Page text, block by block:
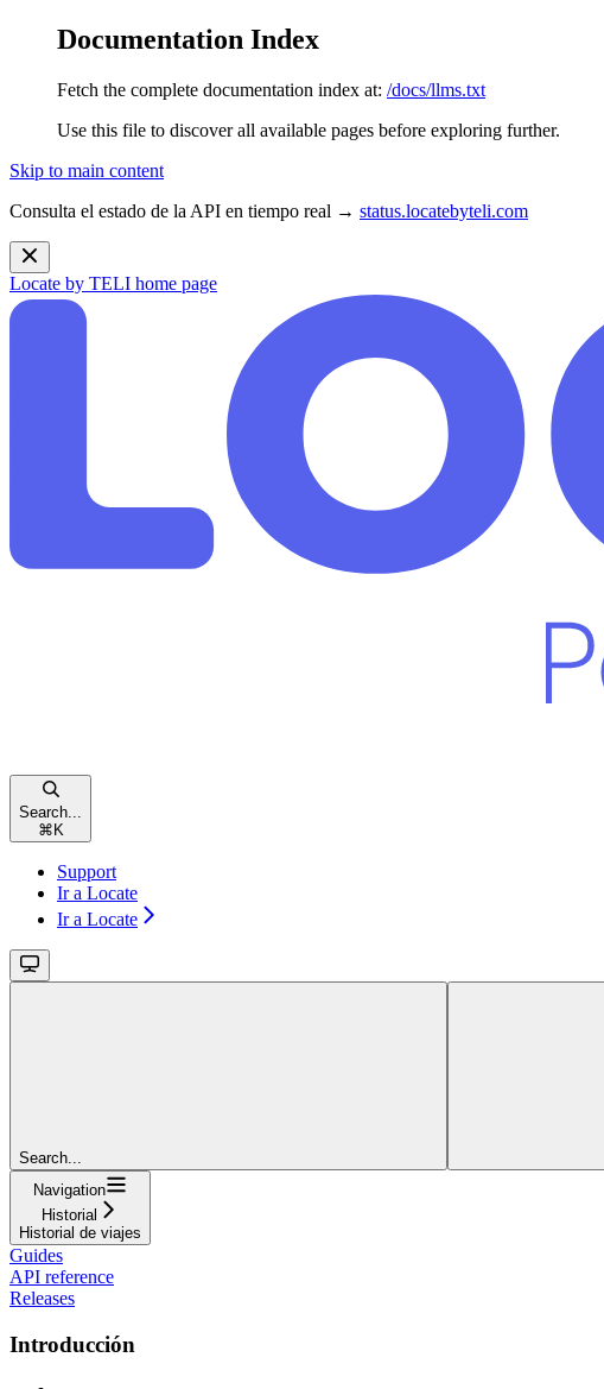
Documentation Index
Fetch the complete documentation index at: /docs/llms.txt
Use this file to discover all available pages before exploring further.
Skip to main content
Consulta el estado de la API en tiempo real → status.locatebyteli.com
Locate by TELI home page
Search...
⌘ K
Support
Ir a Locate
Ir a Locate
Search...
Navigation
Historial
Historial de viajes
Guides
API reference
Releases
Introducción